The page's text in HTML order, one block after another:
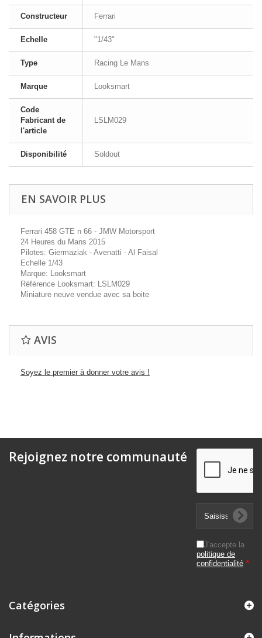
Constructeur Ferrari
Echelle "1/43"
Type Racing Le Mans
Marque Looksmart
Code
Fabricant de
l'article
LSLM029
Disponibilité Soldout
EN SAVOIR PLUS
Ferrari 458 GTE n 66 - JMW Motorsport
24 Heures du Mans 2015
Pilotes: Giermaziak - Avenatti - Al Faisal
Echelle 1/43
Marque: Looksmart
Référence Looksmart: LSLM029
Miniature neuve vendue avec sa boite
AVIS
Soyez le premier à donner votre avis !
Rejoignez notre communauté
J'accepte la
politique de
confidentialité *
Catégories